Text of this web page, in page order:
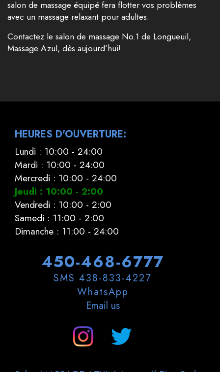
salon de massage équipé fera flotter vos problèmes
avec un massage relaxant pour adultes.
Contactez le salon de massage No.1 de Longueuil,
Massage Azul, dès aujourd’hui!
HEURES D'OUVERTURE:
Lundi : 10:00 - 24:00
Mardi : 10:00 - 24:00
Mercredi : 10:00 - 24:00
Jeudi : 10:00 - 2:00
Vendredi : 10:00 - 2:00
Samedi : 11:00 - 2:00
Dimanche : 11:00 - 24:00
450-468-6777
SMS 438-833-4227
WhatsApp
Email us